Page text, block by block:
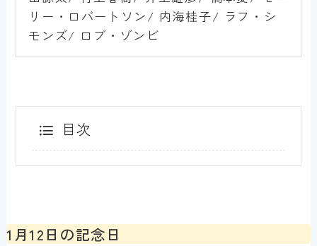
リー・ロバートソン/ 内海桂子/ ラフ・シ
モンズ/ ロブ・ゾンビ
目次
1月12日の記念日